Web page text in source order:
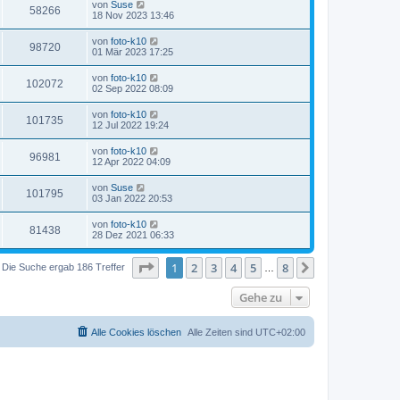
58266 von Suse
18 Nov 2023 13:46
98720 von foto-k10
01 Mär 2023 17:25
102072 von foto-k10
02 Sep 2022 08:09
101735 von foto-k10
12 Jul 2022 19:24
96981 von foto-k10
12 Apr 2022 04:09
101795 von Suse
03 Jan 2022 20:53
81438 von foto-k10
28 Dez 2021 06:33
Die Suche ergab 186 Treffer Seite von8
1 2 3 4 5 8
Gehe zu
Alle Zeiten sind UTC+02:00
Alle Cookies löschen